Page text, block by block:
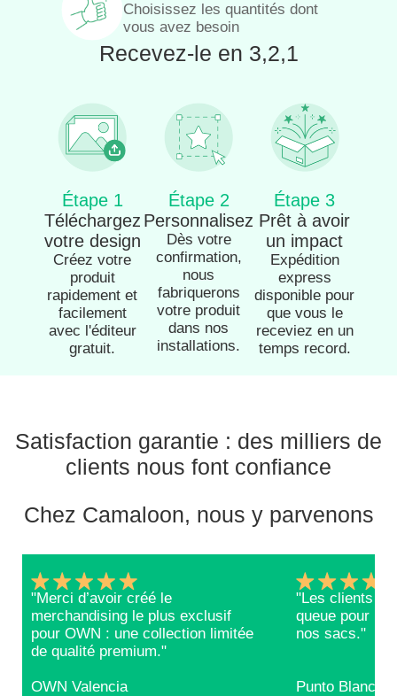
Choisissez les quantités dont
vous avez besoin
Recevez-le en 3,2,1
Étape 1
Téléchargez
votre design
Créez votre
produit
rapidement et
facilement
avec l'éditeur
gratuit.
Étape 2
Personnalisez
Dès votre
confirmation,
nous
fabriquerons
votre produit
dans nos
installations.
Étape 3
Prêt à avoir
un impact
Expédition
express
disponible pour
que vous le
receviez en un
temps record.
Satisfaction garantie : des milliers de
clients nous font confiance
Chez Camaloon, nous y parvenons
"Merci d’avoir créé le
merchandising le plus exclusif
pour OWN : une collection limitée
de qualité premium."
OWN Valencia
"Les clients
queue pour
nos sacs."
Punto Blanco